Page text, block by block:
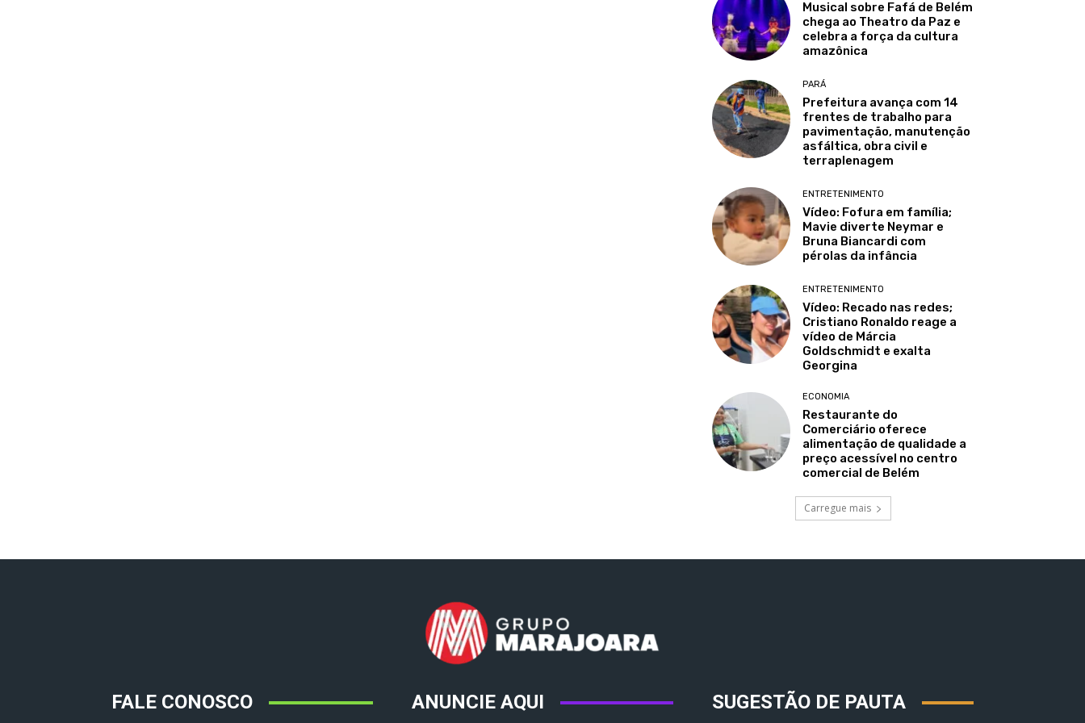
Musical sobre Fafá de Belém
chega ao Theatro da Paz e
celebra a força da cultura
amazônica
PARÁ
Prefeitura avança com 14
frentes de trabalho para
pavimentação, manutenção
asfáltica, obra civil e
terraplenagem
ENTRETENIMENTO
Vídeo: Fofura em família;
Mavie diverte Neymar e
Bruna Biancardi com
pérolas da infância
ENTRETENIMENTO
Vídeo: Recado nas redes;
Cristiano Ronaldo reage a
vídeo de Márcia
Goldschmidt e exalta
Georgina
ECONOMIA
Restaurante do
Comerciário oferece
alimentação de qualidade a
preço acessível no centro
comercial de Belém
Carregue mais
FALE CONOSCO ANUNCIE AQUI SUGESTÃO DE PAUTA